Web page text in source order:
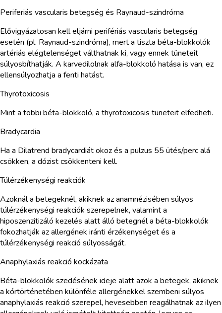
Periferiás vascularis betegség és Raynaud-szindróma
Elővigyázatosan kell eljárni perifériás vascularis betegség
esetén (pl. Raynaud-szindróma), mert a tiszta béta-blokkolók
artériás elégtelenséget válthatnak ki, vagy ennek tüneteit
súlyosbíthatják. A karvedilolnak alfa-blokkoló hatása is van, ez
ellensúlyozhatja a fenti hatást.
Thyrotoxicosis
Mint a többi béta-blokkoló, a thyrotoxicosis tüneteit elfedheti.
Bradycardia
Ha a Dilatrend bradycardiát okoz és a pulzus 55 ütés/perc alá
csökken, a dózist csökkenteni kell.
Túlérzékenységi reakciók
Azoknál a betegeknél, akiknek az anamnézisében súlyos
túlérzékenységi reakciók szerepelnek, valamint a
hiposzenzitizáló kezelés alatt álló betegnél a béta-blokkolók
fokozhatják az allergének iránti érzékenységet és a
túlérzékenységi reakció súlyosságát.
Anaphylaxiás reakció kockázata
Béta-blokkolók szedésének ideje alatt azok a betegek, akiknek
a kórtörténetében különféle allergénekkel szembeni súlyos
anaphylaxiás reakció szerepel, hevesebben reagálhatnak az ilyen